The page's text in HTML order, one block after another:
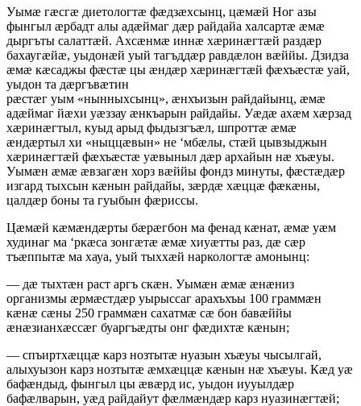
Уымæ гæсгæ диетологтæ фæдзæхсынц, цæмæй Ног азы
фынгыл æрбадт алы адæймаг дæр райдайа халсартæ æмæ
дыргъты салаттæй. Ахсæнмæ иннæ хæринæгтæй раздæр
бахаугæйæ, уыдонæй уый тагъддæр равдæлон вæййы. Дзидза
æмæ кæсаджы фæстæ цы æндæр хæринæгтæй фæхъæстæ уай,
уыдон та дæргъвæтин
рæстæг уым «нынныхсынц», æнхъизын райдайынц, æмæ
адæймаг йæхи уæззау æнкъарын райдайы. Уæдæ ахæм хæрзад
хæринæгтыл, куыд арыд фыдызгъæл, шпроттæ æмæ
æндæртыл хи «ныццæвын» не ‘мбæлы, стæй цывзыджын
хæринæгтæй фæхъæстæ уæвыныл дæр архайын нæ хъæуы.
Уымæн æмæ æвзагæн хорз вæййы фондз минуты, фæстæдæр
изгард тыхсын кæнын райдайы, зæрдæ хæццæ фæкæны,
цалдæр боны та гуыбын фæриссы.
Цæмæй кæмæндæрты бæрæгбон ма фенад кæнат, æмæ уæм
худинаг ма ‘ркæса зонгæтæ æмæ хиуæтты раз, дæ сæр
тъæппытæ ма хауа, уый тыххæй наркологтæ амонынц:
— дæ тыхтæн раст аргъ скæн. Уымæн æмæ æнæниз
организмы æрмæстдæр уырыссаг арахъхъы 100 граммæн
кæнæ сæны 250 граммæн сахатмæ сæ бон бавæййы
æнæзианхæссæг буаргъæдты онг фæдихтæ кæнын;
— спъиртхæццæ карз нозтытæ нуазын хъæуы чысылгай,
алыхуызон карз нозтытæ æмхæццæ кæнын нæ хъæуы. Кæд уæ
бафæндыд, фынгыл цы æвæрд ис, уыдон иууылдæр
бафæлварын, уæд райдайут фæлмæндæр карз нуазинæгтæй;